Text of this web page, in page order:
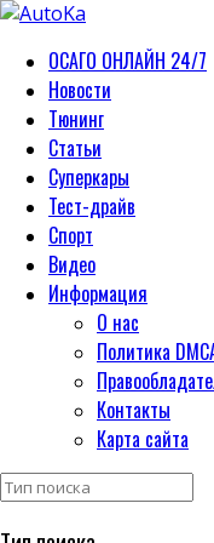
ОСАГО ОНЛАЙН 24/7
Новости
Тюнинг
Статьи
Суперкары
Тест-драйв
Спорт
Видео
Информация
О нас
Политика
Контакты
Карта сайта